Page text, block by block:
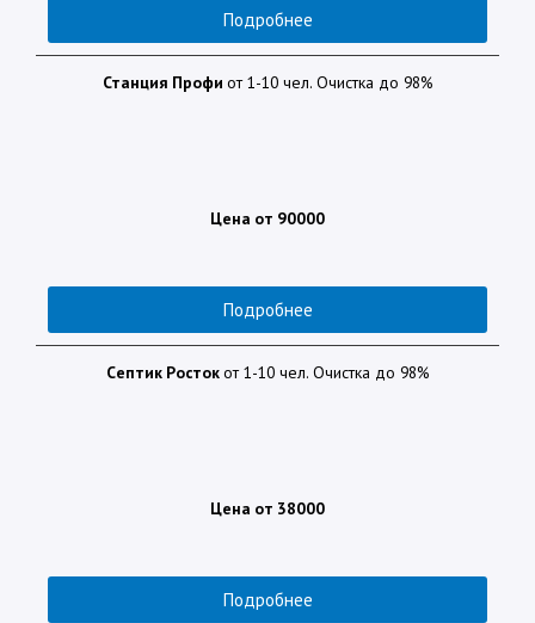
Подробнее
Станция Профи от 1-10 чел. Очистка до 98%
Цена от 90000
Подробнее
Септик Ростокот 1-10 чел. Очистка до 98%
Цена от 38000
Подробнее